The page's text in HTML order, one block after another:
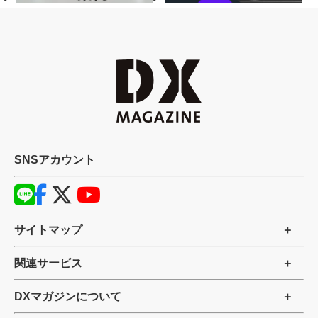
SNSアカウント
サイトマップ
関連サービス
DXマガジンについて